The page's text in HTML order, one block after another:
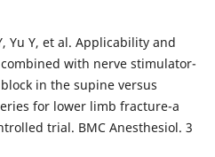
Yu Y, et al. Applicability and
with nerve stimulator-
in the supine versus
for lower limb fracture-a
trial. BMC Anesthesiol. 3